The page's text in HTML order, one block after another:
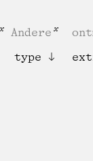
Andere
type